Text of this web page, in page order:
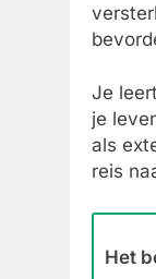
Je
je
als
reis
Het